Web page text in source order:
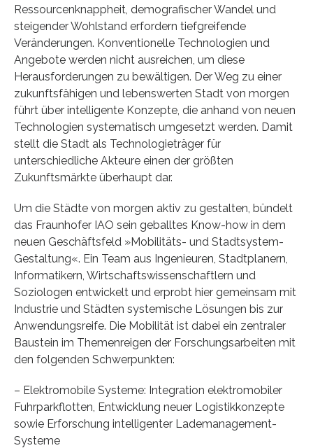
Ressourcenknappheit, demografischer Wandel und
steigender Wohlstand erfordern tiefgreifende
Veränderungen. Konventionelle Technologien und
Angebote werden nicht ausreichen, um diese
Herausforderungen zu bewältigen. Der Weg zu einer
zukunftsfähigen und lebenswerten Stadt von morgen
führt über intelligente Konzepte, die anhand von neuen
Technologien systematisch umgesetzt werden. Damit
stellt die Stadt als Technologieträger für
unterschiedliche Akteure einen der größten
Zukunftsmärkte überhaupt dar.
Um die Städte von morgen aktiv zu gestalten, bündelt
das Fraunhofer IAO sein geballtes Know-how in dem
neuen Geschäftsfeld »Mobilitäts- und Stadtsystem-
Gestaltung«. Ein Team aus Ingenieuren, Stadtplanern,
Informatikern, Wirtschaftswissenschaftlern und
Soziologen entwickelt und erprobt hier gemeinsam mit
Industrie und Städten systemische Lösungen bis zur
Anwendungsreife. Die Mobilität ist dabei ein zentraler
Baustein im Themenreigen der Forschungsarbeiten mit
den folgenden Schwerpunkten:
– Elektromobile Systeme: Integration elektromobiler
Fuhrparkflotten, Entwicklung neuer Logistikkonzepte
sowie Erforschung intelligenter Lademanagement-
Systeme